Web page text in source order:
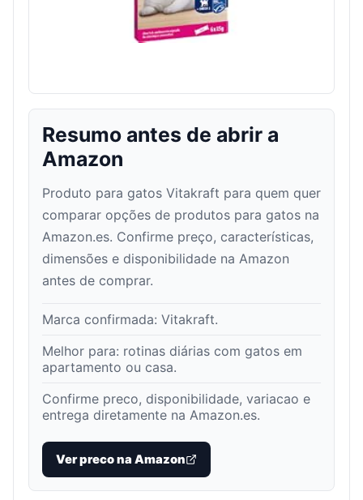
Resumo antes de abrir a
Amazon
Produto para gatos Vitakraft para quem quer
comparar opções de produtos para gatos na
Amazon.es. Confirme preço, características,
dimensões e disponibilidade na Amazon
antes de comprar.
Marca confirmada: Vitakraft.
Melhor para: rotinas diárias com gatos em
apartamento ou casa.
Confirme preco, disponibilidade, variacao e
entrega diretamente na Amazon.es.
Ver preco na Amazon